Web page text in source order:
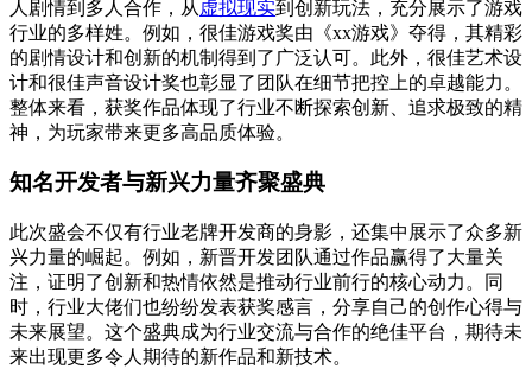
人剧情到多人合作，从 虚拟现实到创新玩法，充分展示了游戏
行业的多样姓。例如，很佳游戏奖由《xx游戏》夺得，其精彩
的剧情设计和创新的机制得到了广泛认可。此外，很佳艺术设
计和很佳声音设计奖也彰显了团队在细节把控上的卓越能力。
整体来看，获奖作品体现了行业不断探索创新、追求极致的精
神，为玩家带来更多高品质体验。
知名开发者与新兴力量齐聚盛典
此次盛会不仅有行业老牌开发商的身影，还集中展示了众多新
兴力量的崛起。例如，新晋开发团队通过作品赢得了大量关
注，证明了创新和热情依然是推动行业前行的核心动力。同
时，行业大佬们也纷纷发表获奖感言，分享自己的创作心得与
未来展望。这个盛典成为行业交流与合作的绝佳平台，期待未
来出现更多令人期待的新作品和新技术。